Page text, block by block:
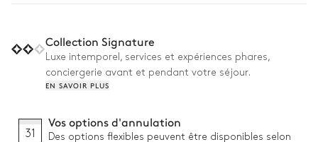
vous laissant peut-être tenter par une dégustation de vin
local. Au coucher du soleil, retrouvez-vous en famille dans la
superbe salle à manger en plein air pour un somptueux dîner
Collection Signature
Luxe intemporel, services et expériences phares,
conciergerie avant et pendant votre séjour.
EN SAVOIR PLUS
31
Vos options d'annulation
Des options flexibles peuvent être disponibles selon